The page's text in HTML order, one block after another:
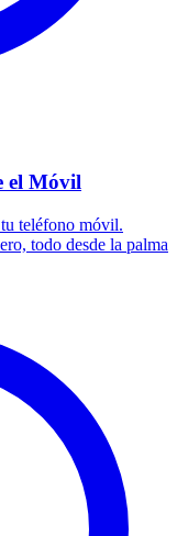
el Móvil
teléfono móvil.
todo desde la palma